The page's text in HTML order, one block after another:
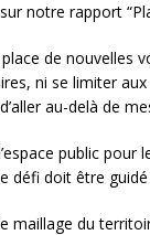
notre rapport
de nouvelles
ni se limiter
au-delà de
public pour
défi doit être
maillage du